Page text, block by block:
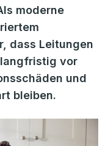
moderne
dass Leitungen
vor
und
bleiben.